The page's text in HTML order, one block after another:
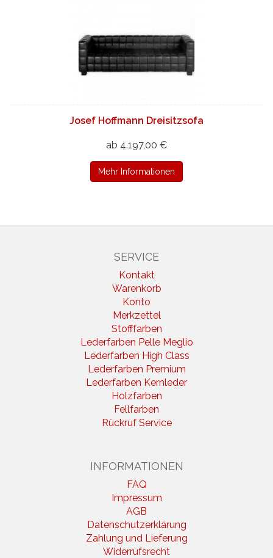
Josef Hoffmann Dreisitzsofa
ab 4.197,00 €
Mehr Informationen
SERVICE
Kontakt
Warenkorb
Konto
Merkzettel
Stofffarben
Lederfarben Pelle Meglio
Lederfarben High Class
Lederfarben Premium
Lederfarben Kernleder
Holzfarben
Fellfarben
Rückruf Service
INFORMATIONEN
FAQ
Impressum
AGB
Datenschutzerklärung
Zahlung und Lieferung
Widerrufsrecht